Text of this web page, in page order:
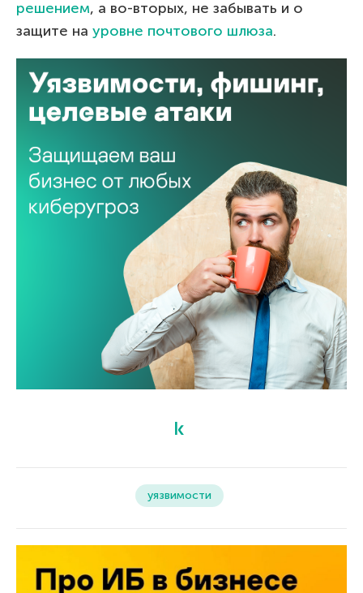
решением, а во-вторых, не забывать и о
защите на уровне почтового шлюза.
уязвимости